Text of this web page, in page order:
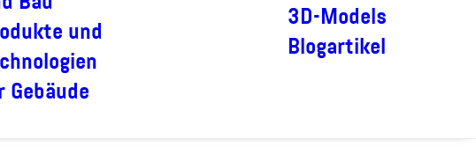
und
Gebäude
3D-Models
Blogartikel